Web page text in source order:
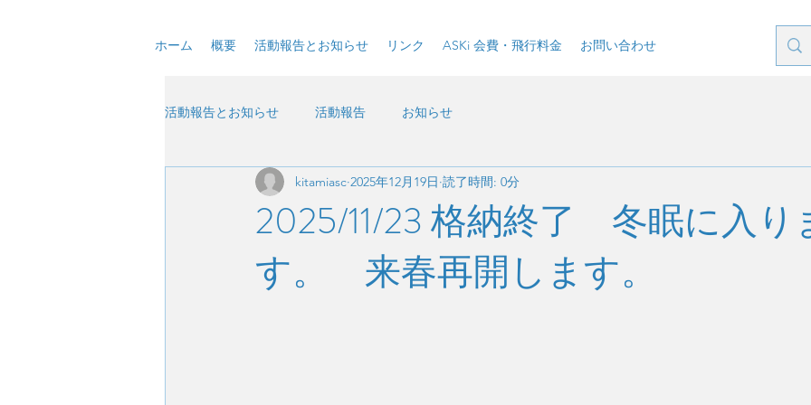
ホーム 概要 活動報告とお知らせ リンク ASKi 会費・飛行料金 お問い合わせ
活動報告とお知らせ 活動報告 お知らせ
2025/11/23 格納終了 冬眠に入り
す。 来春再開します。
kitamiasc 2025年12月19日 読了時間: 0分